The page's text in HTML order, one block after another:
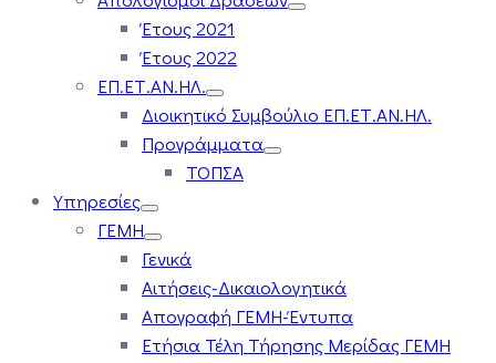
Έτους 2021
Έτους 2022
ΕΠ.ΕΤ.ΑΝ.ΗΛ.
Διοικητικό Συμβούλιο ΕΠ.ΕΤ.ΑΝ.ΗΛ.
Προγράμματα
ΤΟΠΣΑ
Υπηρεσίες
ΓΕΜΗ
Γενικά
Αιτήσεις-Δικαιολογητικά
Απογραφή ΓΕΜΗ-Έντυπα
Ετήσια Τέλη Τήρησης Μερίδας ΓΕΜΗ